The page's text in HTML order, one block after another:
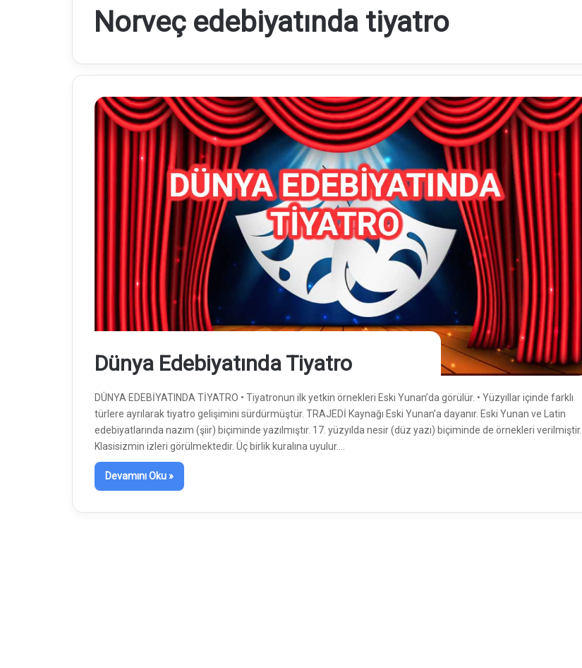
Norveç edebiyatında tiyatro
Dünya Edebiyatında Tiyatro
DÜNYA EDEBİYATINDA TİYATRO • Tiyatronun ilk yetkin örnekleri Eski Yunan’da görülür. • Yüzyıllar içinde farklı
türlere ayrılarak tiyatro gelişimini sürdürmüştür. TRAJEDİ Kaynağı Eski Yunan’a dayanır. Eski Yunan ve Latin
edebiyatlarında nazım (şiir) biçiminde yazılmıştır. 17. yüzyılda nesir (düz yazı) biçiminde de örnekleri verilmiştir.
Klasisizmin izleri görülmektedir. Üç birlik kuralına uyulur.…
Devamını Oku »